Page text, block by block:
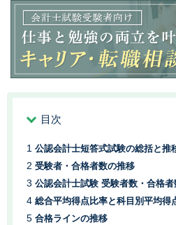
目次
公認会計士短答式試験の総括と推
受験者・合格者数の推移
公認会計士試験 受験者数・合格
総合平均得点比率と科目別平均得
合格ラインの推移